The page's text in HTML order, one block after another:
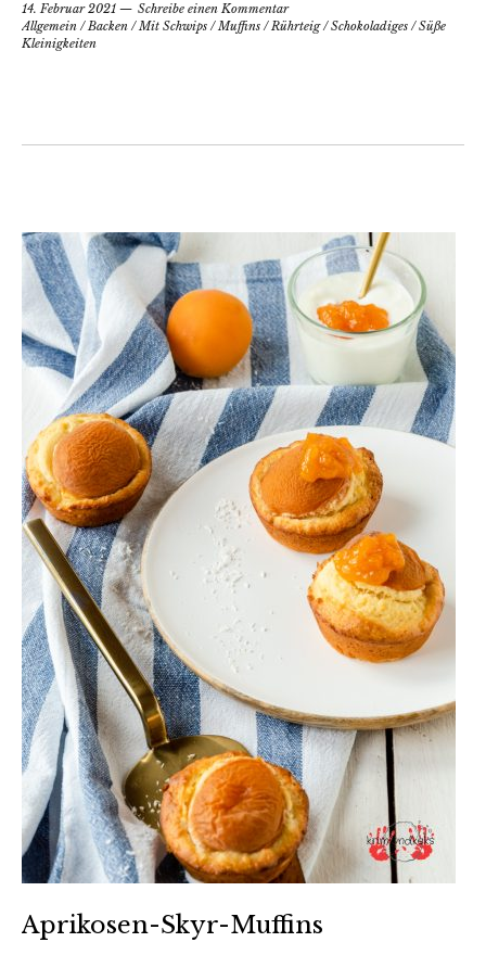
14. Februar 2021
Schreibe einen Kommentar
Allgemein /Backen /Mit Schwips /Muffins /Rührteig/Schokoladiges /Süße
Kleinigkeiten
Aprikosen-Skyr-Muffins